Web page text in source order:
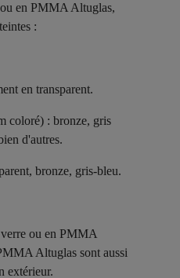
en PMMA Altuglas,
:
en transparent.
coloré) : bronze, gris
d'autres.
bronze, gris-bleu.
ou en PMMA
Altuglas sont aussi
extérieur.